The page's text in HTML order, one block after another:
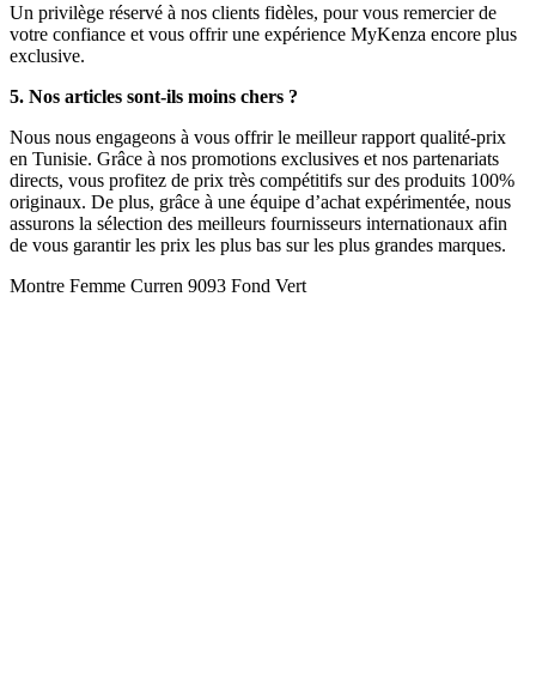
Un privilège réservé à nos clients fidèles, pour vous remercier de
votre confiance et vous offrir une expérience MyKenza encore plus
exclusive.
5. Nos articles sont-ils moins chers ?
Nous nous engageons à vous offrir le meilleur rapport qualité-prix
en Tunisie. Grâce à nos promotions exclusives et nos partenariats
directs, vous profitez de prix très compétitifs sur des produits 100%
originaux. De plus, grâce à une équipe d’achat expérimentée, nous
assurons la sélection des meilleurs fournisseurs internationaux afin
de vous garantir les prix les plus bas sur les plus grandes marques.
Montre Femme Curren 9093 Fond Vert